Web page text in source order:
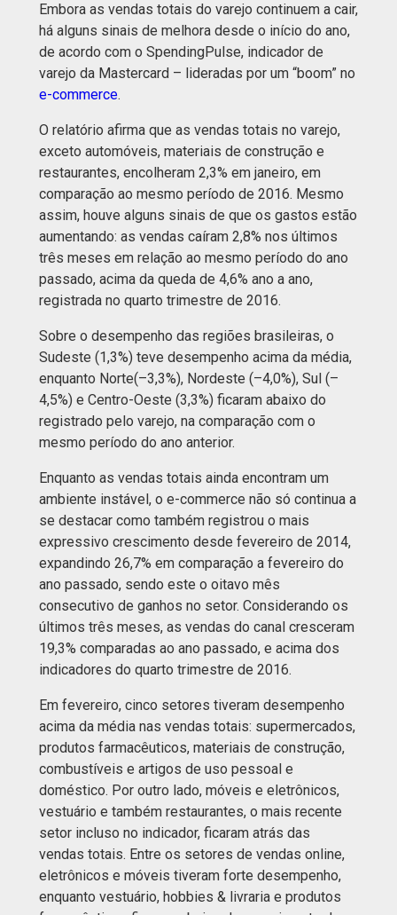
Embora as vendas totais do varejo continuem a cair,
há alguns sinais de melhora desde o início do ano,
de acordo com o SpendingPulse, indicador de
varejo da Mastercard – lideradas por um “boom” no
e-commerce.
O relatório afirma que as vendas totais no varejo,
exceto automóveis, materiais de construção e
restaurantes, encolheram 2,3% em janeiro, em
comparação ao mesmo período de 2016. Mesmo
assim, houve alguns sinais de que os gastos estão
aumentando: as vendas caíram 2,8% nos últimos
três meses em relação ao mesmo período do ano
passado, acima da queda de 4,6% ano a ano,
registrada no quarto trimestre de 2016.
Sobre o desempenho das regiões brasileiras, o
Sudeste (1,3%) teve desempenho acima da média,
enquanto Norte(–3,3%), Nordeste (–4,0%), Sul (–
4,5%) e Centro-Oeste (3,3%) ficaram abaixo do
registrado pelo varejo, na comparação com o
mesmo período do ano anterior.
Enquanto as vendas totais ainda encontram um
ambiente instável, o e-commerce não só continua a
se destacar como também registrou o mais
expressivo crescimento desde fevereiro de 2014,
expandindo 26,7% em comparação a fevereiro do
ano passado, sendo este o oitavo mês
consecutivo de ganhos no setor. Considerando os
últimos três meses, as vendas do canal cresceram
19,3% comparadas ao ano passado, e acima dos
indicadores do quarto trimestre de 2016.
Em fevereiro, cinco setores tiveram desempenho
acima da média nas vendas totais: supermercados,
produtos farmacêuticos, materiais de construção,
combustíveis e artigos de uso pessoal e
doméstico. Por outro lado, móveis e eletrônicos,
vestuário e também restaurantes, o mais recente
setor incluso no indicador, ficaram atrás das
vendas totais. Entre os setores de vendas online,
eletrônicos e móveis tiveram forte desempenho,
enquanto vestuário, hobbies & livraria e produtos